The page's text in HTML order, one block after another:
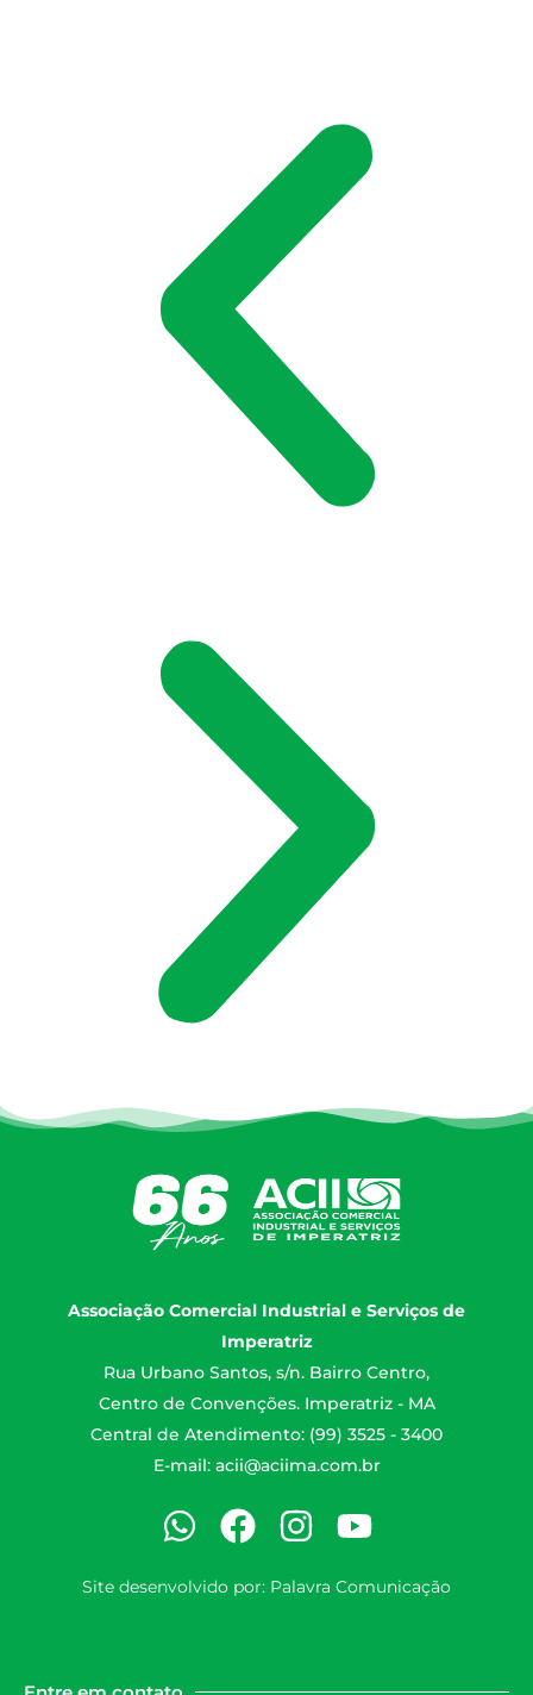
Associação Comercial Industrial e Serviços de
Imperatriz
Rua Urbano Santos, s/n. Bairro Centro,
Centro de Convenções. Imperatriz - MA
Central de Atendimento: (99) 3525 - 3400
E-mail: acii@aciima.com.br
Site desenvolvido por: Palavra Comunicação